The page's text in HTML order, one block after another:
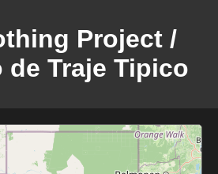
Project /
de Traje Tipico